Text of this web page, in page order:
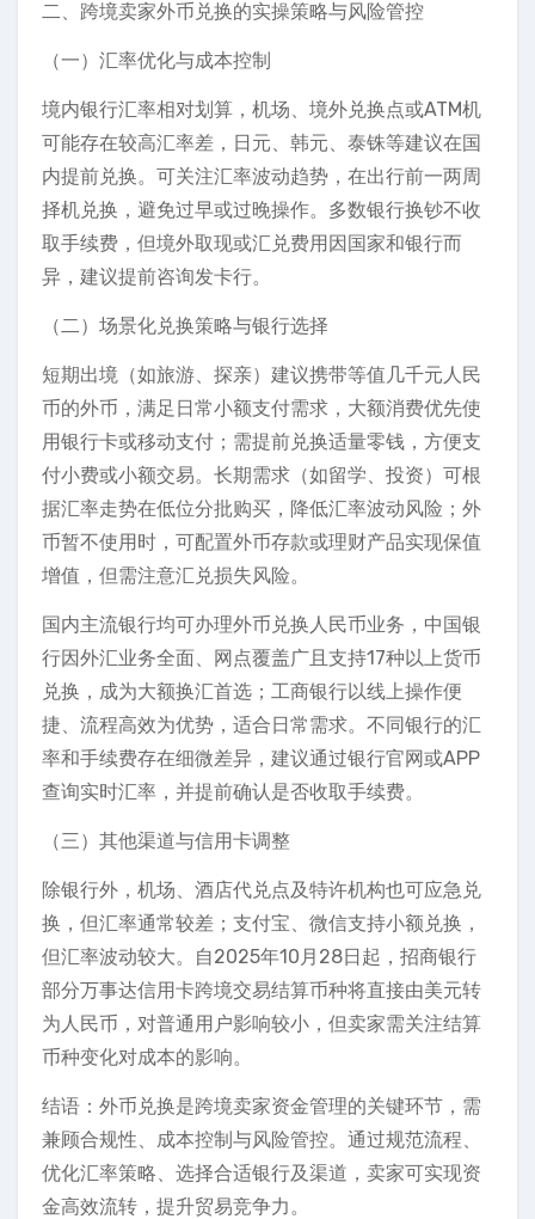
二、跨境卖家外币兑换的实操策略与风险管控
（一）汇率优化与成本控制
境内银行汇率相对划算，机场、境外兑换点或ATM机
可能存在较高汇率差，日元、韩元、泰铢等建议在国
内提前兑换。可关注汇率波动趋势，在出行前一两周
择机兑换，避免过早或过晚操作。多数银行换钞不收
取手续费，但境外取现或汇兑费用因国家和银行而
异，建议提前咨询发卡行。
（二）场景化兑换策略与银行选择
短期出境（如旅游、探亲）建议携带等值几千元人民
币的外币，满足日常小额支付需求，大额消费优先使
用银行卡或移动支付；需提前兑换适量零钱，方便支
付小费或小额交易。长期需求（如留学、投资）可根
据汇率走势在低位分批购买，降低汇率波动风险；外
币暂不使用时，可配置外币存款或理财产品实现保值
增值，但需注意汇兑损失风险。
国内主流银行均可办理外币兑换人民币业务，中国银
行因外汇业务全面、网点覆盖广且支持17种以上货币
兑换，成为大额换汇首选；工商银行以线上操作便
捷、流程高效为优势，适合日常需求。不同银行的汇
率和手续费存在细微差异，建议通过银行官网或APP
查询实时汇率，并提前确认是否收取手续费。
（三）其他渠道与信用卡调整
除银行外，机场、酒店代兑点及特许机构也可应急兑
换，但汇率通常较差；支付宝、微信支持小额兑换，
但汇率波动较大。自2025年10月28日起，招商银行
部分万事达信用卡跨境交易结算币种将直接由美元转
为人民币，对普通用户影响较小，但卖家需关注结算
币种变化对成本的影响。
结语：外币兑换是跨境卖家资金管理的关键环节，需
兼顾合规性、成本控制与风险管控。通过规范流程、
优化汇率策略、选择合适银行及渠道，卖家可实现资
金高效流转，提升贸易竞争力。